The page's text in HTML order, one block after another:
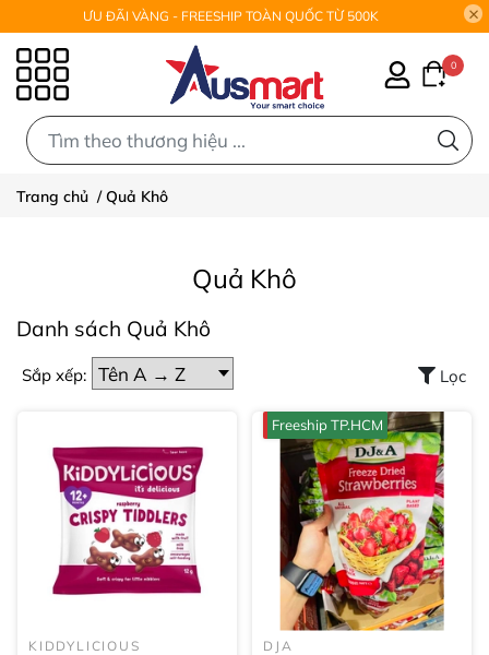
ƯU ĐÃI VÀNG - FREESHIP TOÀN QUỐC TỪ 500K
0
Trang chủ /Quả Khô
Quả Khô
Danh sách Quả Khô
Sắp xếp: Lọc
KIDDYLICIOUS
Freeship TP.HCM
DJA